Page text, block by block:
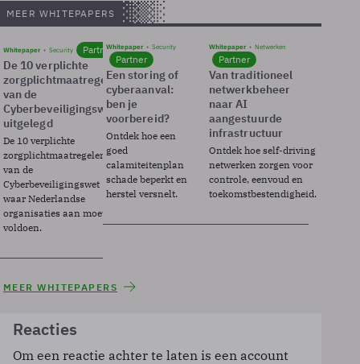
MEER WHITEPAPERS
Whitepaper Security Partner
De 10 verplichte
zorgplichtmaatregelen
van de
Cyberbeveiligingswet
uitgelegd
De 10 verplichte
zorgplichtmaatregelen
van de
Cyberbeveiligingswet
waar Nederlandse
organisaties aan moeten
voldoen.
Whitepaper Security
Partner
Een storing of
cyberaanval:
ben je
voorbereid?
Ontdek hoe een
goed
calamiteitenplan
schade beperkt en
herstel versnelt.
Whitepaper Netwerken
Partner
Van traditioneel
netwerkbeheer
naar AI
aangestuurde
infrastructuur
Ontdek hoe self-driving
netwerken zorgen voor
controle, eenvoud en
toekomstbestendigheid.
MEER WHITEPAPERS
Reacties
Om een reactie achter te laten is een account